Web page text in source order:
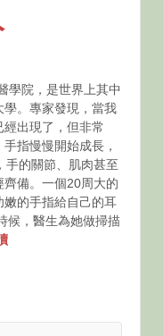
學院，是世界上其中
。專家發現，當我
出現了，但非常
指慢慢開始成長，
手的關節、肌肉甚至
備。一個20周大的
的手指給自己的耳
候，醫生為她做掃描